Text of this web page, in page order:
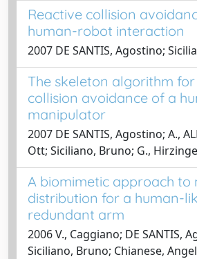
Reactive collision
human-robot interaction
2007 DE SANTIS, Agostino;
The skeleton algorithm
collision avoidance of a
manipulator
2007 DE SANTIS, Agostino; A.,
Ott; Siciliano, Bruno; G.,
A biomimetic approach to
distribution for a human-
redundant arm
2006 V., Caggiano; DE SANTIS,
Siciliano, Bruno; Chianese,